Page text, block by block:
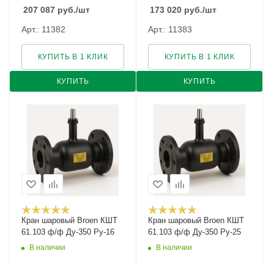
207 087 руб./шт
Арт.: 11382
КУПИТЬ
КУПИТЬ В 1 КЛИК
173 020 руб./шт
Арт.: 11383
КУПИТЬ
КУПИТЬ В 1 КЛИК
Кран шаровый Broen КШТ
61.103 ф/ф Ду-350 Ру-16
В наличии
Кран шаровый Broen КШТ
61.103 ф/ф Ду-350 Ру-25
В наличии